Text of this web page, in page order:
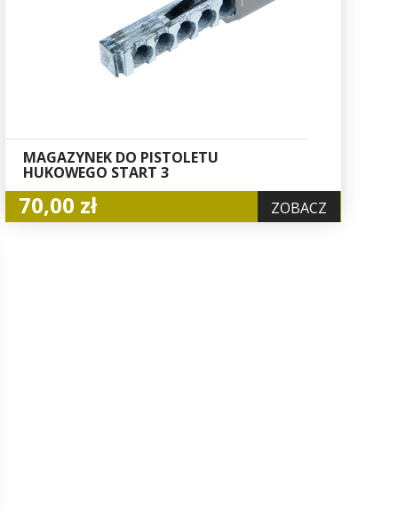
MAGAZYNEK DO PISTOLETU
HUKOWEGO START 3
70,00 zł ZOBACZ